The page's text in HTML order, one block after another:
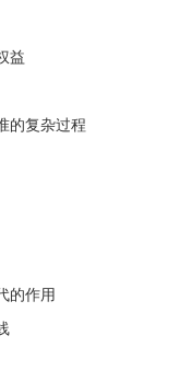
益
的复杂过程
的作用